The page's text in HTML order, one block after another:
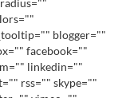
blogger=""
facebook=""
linkedin=""
rss="" skype=""